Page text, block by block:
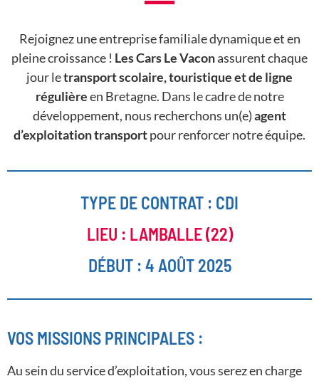
Rejoignez une entreprise familiale dynamique et en
pleine croissance ! Les Cars Le Vaconassurent chaque
jour letransport scolaire, touristique et de ligne
régulièreen Bretagne. Dans le cadre de notre
développement, nous recherchons un(e)agent
d’exploitation transportpour renforcer notre équipe.
TYPE DE CONTRAT : CDI
LIEU : LAMBALLE (22)
DÉBUT : 4 AOÛT 2025
VOS MISSIONS PRINCIPALES :
Au sein du service d’exploitation, vous serez en charge